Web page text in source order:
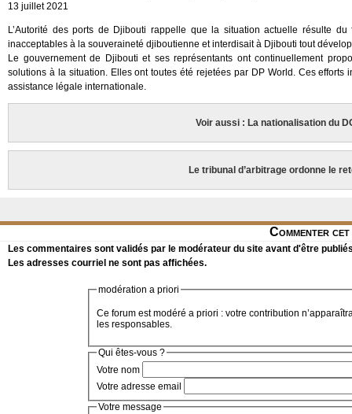
13 juillet 2021
L’Autorité des ports de Djibouti rappelle que la situation actuelle résulte
inacceptables à la souveraineté djiboutienne et interdisait à Djibouti tout
Le gouvernement de Djibouti et ses représentants ont continuellement
solutions à la situation. Elles ont toutes été rejetées par DP World. Ces
assistance légale internationale.
Voir aussi : La nationalisation du
Le tribunal d’arbitrage ordonne le
Commenter
Les commentaires sont validés par le modérateur du site avant d'être
Les adresses courriel ne sont pas affichées.
modération a priori
Ce forum est modéré a priori : votre contribution
les responsables.
Qui êtes-vous ?
Votre nom
Votre adresse email
Votre message